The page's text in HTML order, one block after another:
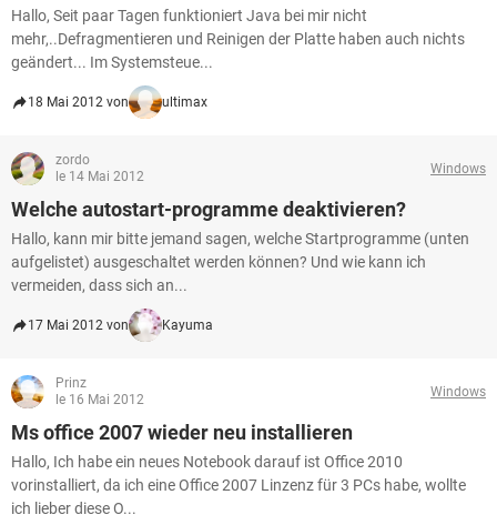
Hallo, Seit paar Tagen funktioniert Java bei mir nicht
mehr,..Defragmentieren und Reinigen der Platte haben auch nichts
geändert... Im Systemsteue...
18 Mai 2012 von ultimax
zordo
le 14 Mai 2012
Windows
Welche autostart-programme deaktivieren?
Hallo, kann mir bitte jemand sagen, welche Startprogramme (unten
aufgelistet) ausgeschaltet werden können? Und wie kann ich
vermeiden, dass sich an...
17 Mai 2012 von Kayuma
Prinz
le 16 Mai 2012
Windows
Ms office 2007 wieder neu installieren
Hallo, Ich habe ein neues Notebook darauf ist Office 2010
vorinstalliert, da ich eine Office 2007 Linzenz für 3 PCs habe, wollte
ich lieber diese O...